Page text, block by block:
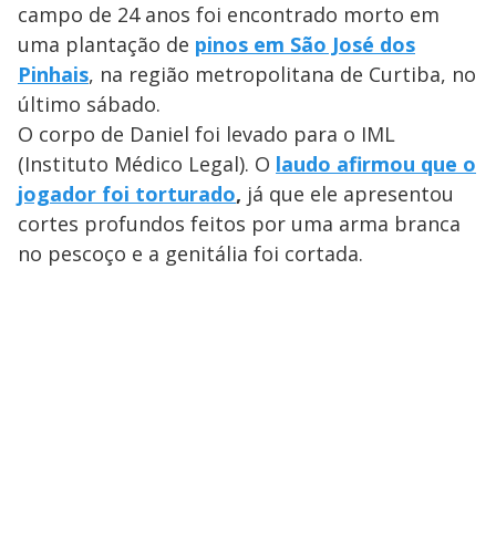
campo de 24 anos foi encontrado morto em
uma plantação de pinos em São José dos
Pinhais, na região metropolitana de Curtiba, no
último sábado.
O corpo de Daniel foi levado para o IML
(Instituto Médico Legal). O laudo afirmou que o
jogador foi torturado, já que ele apresentou
cortes profundos feitos por uma arma branca
no pescoço e a genitália foi cortada.